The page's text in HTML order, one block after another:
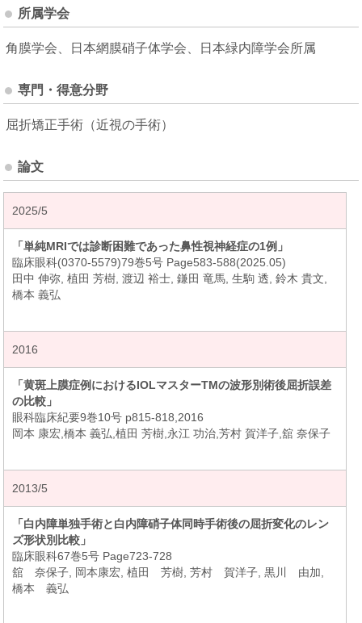
所属学会
角膜学会、日本網膜硝子体学会、日本緑内障学会所属
専門・得意分野
屈折矯正手術（近視の手術）
論文
2025/5
「単純MRIでは診断困難であった鼻性視神経症の1例」
臨床眼科(0370-5579)79巻5号 Page583-588(2025.05)
田中 伸弥, 植田 芳樹, 渡辺 裕士, 鎌田 竜馬, 生駒 透, 鈴木 貴文,
橋本 義弘
2016
「黄斑上膜症例におけるIOLマスターTMの波形別術後屈折誤差
の比較」
眼科臨床紀要9巻10号 p815-818,2016
岡本 康宏,橋本 義弘,植田 芳樹,永江 功治,芳村 賀洋子,舘 奈保子
2013/5
「白内障単独手術と白内障硝子体同時手術後の屈折変化のレン
ズ形状別比較」
臨床眼科67巻5号 Page723-728
舘 奈保子, 岡本康宏, 植田 芳樹, 芳村 賀洋子, 黒川 由加,
橋本 義弘